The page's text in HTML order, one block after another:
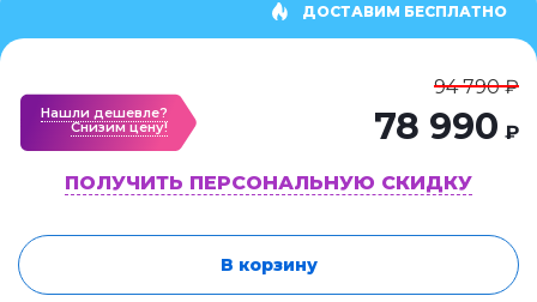
ДОСТАВИМ БЕСПЛАТНО
Нашли дешевле?
Cнизим цену!
94 790 ₽
78 990 ₽
ПОЛУЧИТЬ ПЕРСОНАЛЬНУЮ СКИДКУ
В корзину